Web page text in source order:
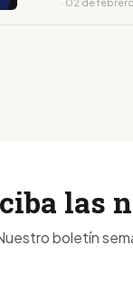
· 02 de
las
boletín